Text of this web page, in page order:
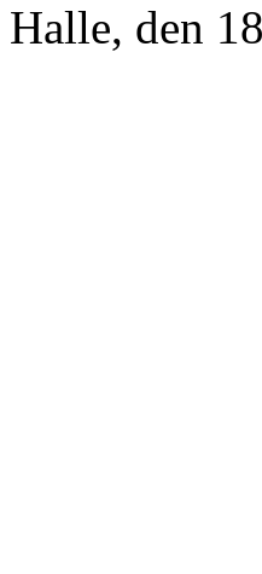
Halle, den